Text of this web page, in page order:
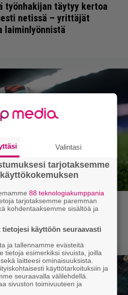
työnhakijan täytyy kertoa
netissä – yrittäjät
laiminlyönnistä
– maailman parasta
Valintasi
tarjotaksemme
88 teknologiakumppania
tarjotaksemme paremman
kohdentaaksemme sisältöä ja
käyttöön seuraavasti
ja tallennamme evästeitä
tietoja esimerkiksi sivuista, joilla
laitteesi ominaisuuksista.
käyttötarkoituksiin ja
seuraavalla välilehdellä.
sivuston toimivuuteen ja